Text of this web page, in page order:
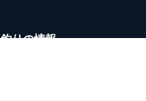
釣りの情報